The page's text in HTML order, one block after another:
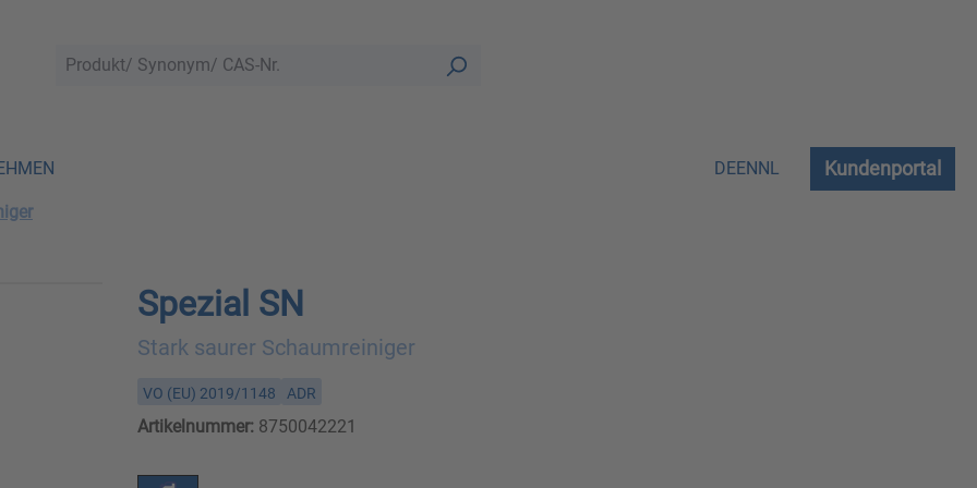
DEENNL Kundenportal
Spezial SN
Stark saurer Schaumreiniger
VO (EU) 2019/1148 ADR
Artikelnummer:8750042221